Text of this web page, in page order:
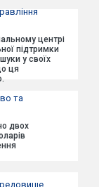
центрі
підтримки
у своїх
ця
та
двох